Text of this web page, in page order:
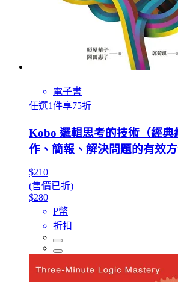
電子書
任選1件享75折
Kobo 邏輯思考的技術（經典
作、簡報、解決問題的有效
$210
(售價已折)
$280
P幣
折扣